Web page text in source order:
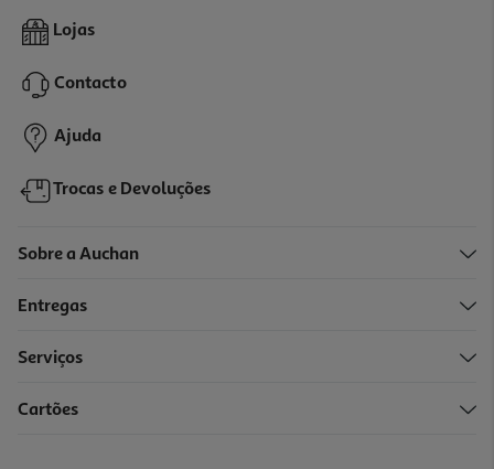
Placa De Indução Lg Cbiz2437b 59 Cm Preta 4 Zonas Com Zonas
Flexíveis
449,99 €
Lojas
Contacto
Ajuda
Trocas e Devoluções
Sobre a Auchan
Entregas
Serviços
Cartões